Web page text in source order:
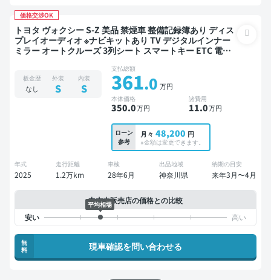
価格交渉OK
トヨタ ヴォクシー S-Z 美品 禁煙車 整備記録簿あり ディス
プレイオーディオ ※ナビキットあり TV デジタルインナー
ミラー オートクルーズ 3列シート スマートキー ETC 電動
両側電動スライドドア 7人乗り
板金歴
なし
外装
S
内装
S
支払総額
361.0 万円
本体価格
350.0万円
諸費用
11.0万円
ローン
参考
月々 48,200 円
※金額は変更できます。
年式
2025
走行距離
1.2万km
車検
28年6月
出品地域
神奈川県
納期の目安
来年3月〜4月
中古車販売店の価格との比較
平均相場
無
料
現車確認を問い合わせる